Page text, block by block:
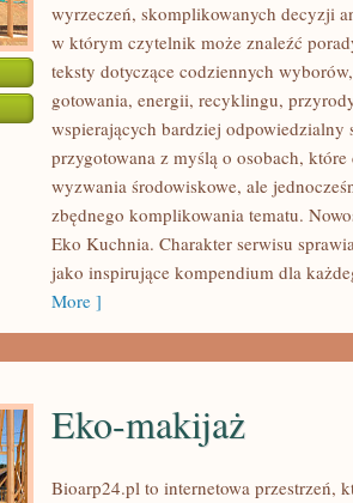
wyrzeczeń, skomplikowanych decyzji
w którym czytelnik może znaleźć
teksty dotyczące codziennych
gotowania, energii, recyklingu,
wspierających bardziej odpowiedzialny
przygotowana z myślą o osobach, które
wyzwania środowiskowe, ale
zbędnego komplikowania tematu.
Eko Kuchnia. Charakter serwisu
jako inspirujące kompendium dla
More ]
Eko-makijaż
Bioarp24.pl to internetowa przestrzeń,